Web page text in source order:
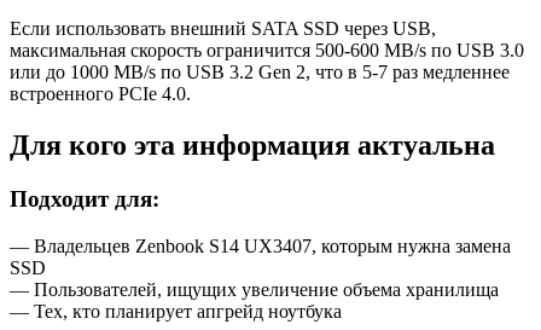
Если использовать внешний SATA SSD через USB,
максимальная скорость ограничится 500-600 MB/s по USB 3.0
или до 1000 MB/s по USB 3.2 Gen 2, что в 5-7 раз медленнее
встроенного PCIe 4.0.
Для кого эта информация актуальна
Подходит для:
— Владельцев Zenbook S14 UX3407, которым нужна замена
SSD
— Пользователей, ищущих увеличение объема хранилища
— Тех, кто планирует апгрейд ноутбука